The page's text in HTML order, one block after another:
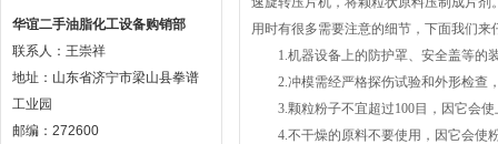
华谊二手油脂化工设备购销部
联系人：王崇祥
地址：山东省济宁市梁山县拳谱
工业园
邮编：272600
用时有很多需要注意的细节，下面我们来
1.机器设备上的防护罩、安全盖等的
2.冲模需经严格探伤试验和外形检查，
3.颗粒粉子不宜超过100目，因它会使
4.不干燥的原料不要使用，因它会使